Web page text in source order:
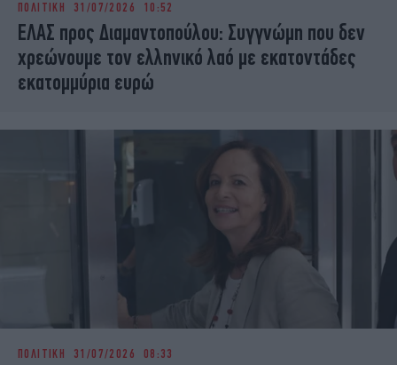
iBOOKS
OSCARS
THE OCEAN
MEDIA
ELAMEFORA
ΠΟΛΙΤΙΚΗ 31/07/2026 10:52
ΕΛΑΣ προς Διαμαντοπούλου: Συγγνώμη που δεν
χρεώνουμε τον ελληνικό λαό με εκατοντάδες
εκατομμύρια ευρώ
ΠΟΛΙΤΙΚΗ 31/07/2026 08:33